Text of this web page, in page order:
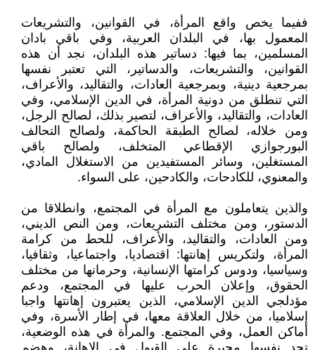
ففيما يخص واقع المرأة، في القوانين، والتشريعات
المعمول بها، في البلدان العربية، وفي باقي بادان
المسلمين، بما فيها: دساتير هذه البلدان، نجد أن هذه
القوانين، والتشريعات، والدساتير، التي تعتبر نفسها
بمرجعية دينية، وبمرجعية العادات، والتقاليد، والأعراف،
التي تنطلق من دونية المرأة، في الدين الإسلامي، وفي
العادات، والتقاليد، والأعراف، لتصير بذلك، لصالح الرجل،
ومن خلاله، لصالح الطبقة الحاكمة، ولصالح التحالف
البورجوازي الإقطاعي المتخلف، ولصالح باقي
المستغلين، وسائر المستفيدين من الاستغلال المادي،
والمعنوي، للكادحات، والكادحين، على السواء.
والذين يتعاملون مع المرأة في المجتمع، وانطلاقا من
الدستور، ومن مختلف التشريعات، ومن النص الديني،
ومن العادات، والتقاليد، والأعراف، للحط من كرامة
المرأة، ولتكريس إهانتها: اقتصاديا، واجتماعيا، وثقافيا،
وسياسيا، ودوس كرامتها الإنسانية، وحرمانها من مختلف
الحقوق، وإعلان الحرب عليها في المجتمع، ودعم
مؤدلجي الدين الإسلامي، الذين يعتبرون إهانتها واجبا
إسلاميا، من خلال العلاقة معها، في إطار الأسرة، وفي
أماكن العمل، وفي المجتمع. والمرأة في هذه الوضعية،